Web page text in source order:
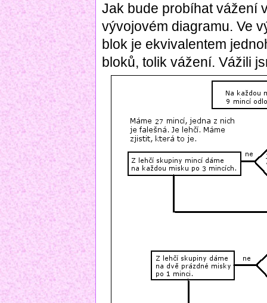
Jak bude probíhat vážení
vývojovém diagramu. Ve
blok je ekvivalentem
bloků, tolik vážení. Vážili